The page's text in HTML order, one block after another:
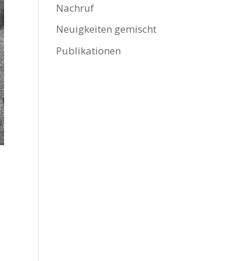
Nachruf
Neuigkeiten gemischt
Publikationen